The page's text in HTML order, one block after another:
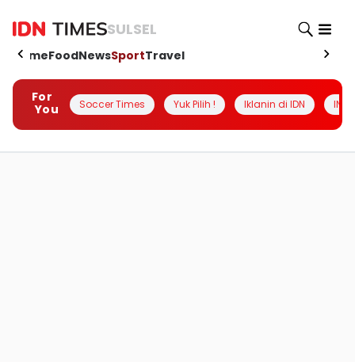
SULSEL
HomeFoodNewsSportTravel
For
You
Soccer Times Yuk Pilih ! Iklanin di IDN